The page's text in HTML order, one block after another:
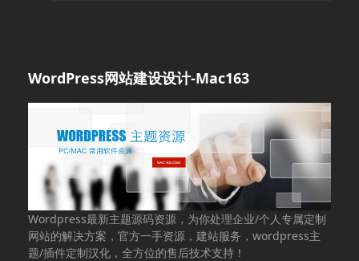
WordPress网站建设设计-Mac163
Wordpress最新主题源码资源，为你处理企业/个人专属定制
网站的解决方案，官方一手资源，建站服务，wordpress主
题/插件定制汉化，全方位的售后技术支持！